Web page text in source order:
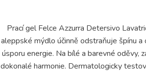
Prací gel Felce Azzurra Detersivo
aleppské mýdlo účinně odstraňuje špínu
úsporu energie. Na bílé a barevné oděvy,
dokonalé harmonie. Dermatologicky